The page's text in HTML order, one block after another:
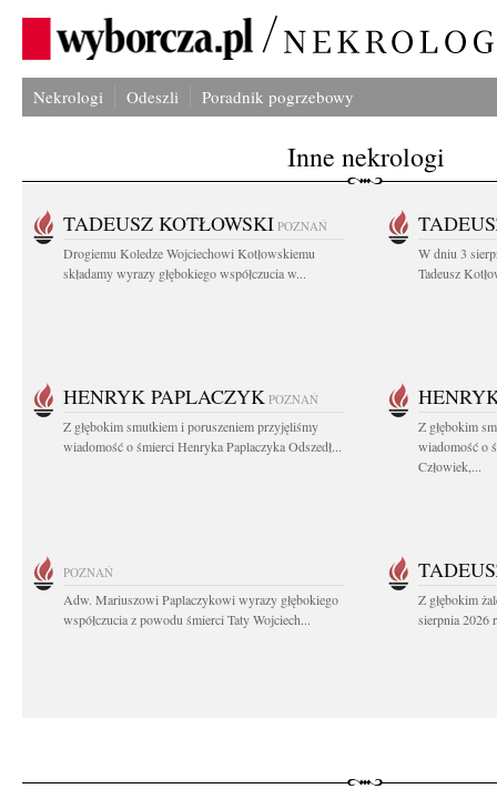
Nekrologi Odeszli Poradnik pogrzebowy
Inne nekrologi
TADEUSZ KOTŁOWSKI POZNAŃ
Drogiemu Koledze Wojciechowi Kotłowskiemu
składamy wyrazy głębokiego współczucia w...
W dniu 3
Tadeusz
HENRYK PAPLACZYK POZNAŃ
Z głębokim smutkiem i poruszeniem przyjęliśmy
wiadomość o śmierci Henryka Paplaczyka Odszedł...
Z głębokim
wiadomość o
Człowiek,...
POZNAŃ
Adw. Mariuszowi Paplaczykowi wyrazy głębokiego
współczucia z powodu śmierci Taty Wojciech...
Z głębokim
sierpnia 2026